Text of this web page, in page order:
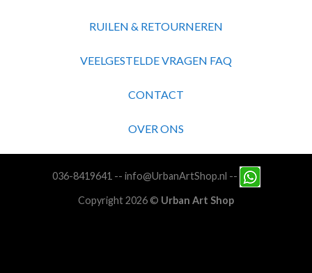
RUILEN & RETOURNEREN
VEELGESTELDE VRAGEN FAQ
CONTACT
OVER ONS
036-8419641 -- info@UrbanArtShop.nl --
Copyright 2026 © Urban Art Shop